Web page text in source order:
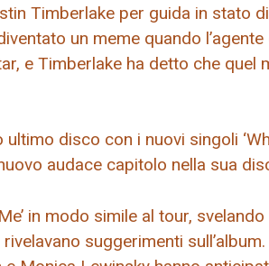
Timberlake per guida in stato
un meme quando
e Timberlake ha detto che quel
disco con i nuovi singoli
nuovo audace capitolo nella sua
in modo simile al tour,
suggerimenti